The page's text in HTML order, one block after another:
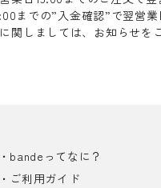
までの”入金確認”で翌営業
関しましては、お知らせを
bandeってなに？
ご利用ガイド